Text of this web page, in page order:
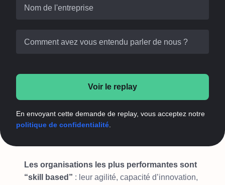
Nom de l'entreprise
Comment avez vous entendu parler de nous ?
Voir le replay
En envoyant cette demande de replay, vous acceptez notre
politique de confidentialité
Les organisations les plus performantes sont
“skill based” : leur agilité, capacité d’innovation,